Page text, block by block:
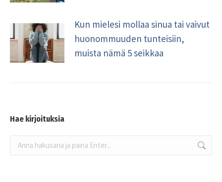
Kun mielesi mollaa sinua tai vaivut
huonommuuden tunteisiin,
muista nämä 5 seikkaa
Hae kirjoituksia
Search: